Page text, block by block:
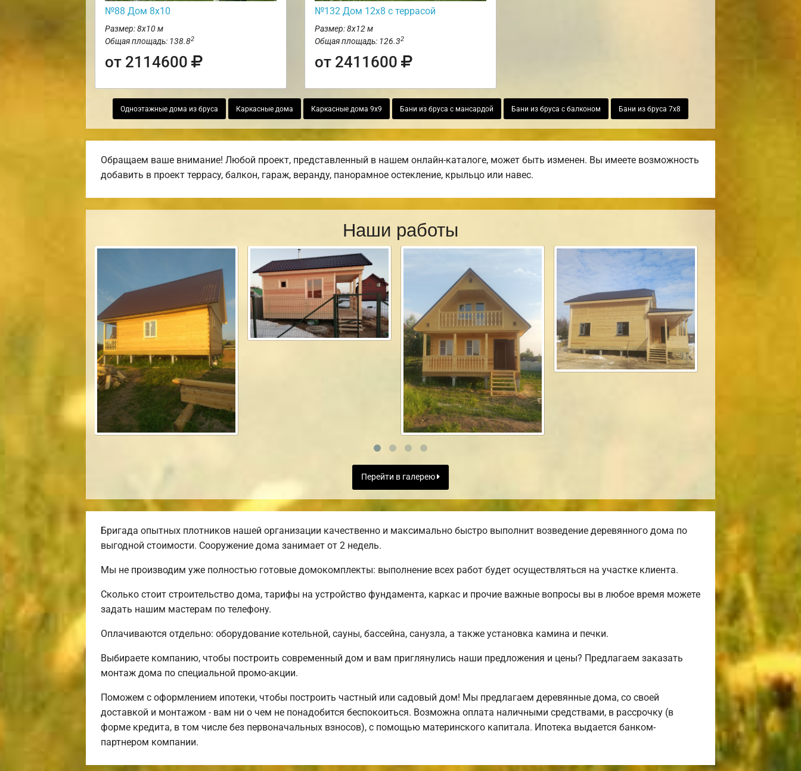
№88 Дом 8х10
Размер: 8х10 м
Общая площадь: 138.82
от 2114600
№132 Дом 12х8 с террасой
Размер: 8х12 м
Общая площадь: 126.32
от 2411600
Одноэтажные дома из бруса Каркасные дома Каркасные дома 9х9 Бани из бруса с мансардой Бани из бруса с балконом Бани из бруса 7х8
Обращаем ваше внимание! Любой проект, представленный в нашем онлайн-каталоге, может быть изменен. Вы имеете возможность
добавить в проект террасу, балкон, гараж, веранду, панорамное остекление, крыльцо или навес.
Наши работы
Перейти в галерею
Бригада опытных плотников нашей организации качественно и максимально быстро выполнит возведение деревянного дома по
выгодной стоимости. Сооружение дома занимает от 2 недель.
Мы не производим уже полностью готовые домокомплекты: выполнение всех работ будет осуществляться на участке клиента.
Сколько стоит строительство дома, тарифы на устройство фундамента, каркас и прочие важные вопросы вы в любое время можете
задать нашим мастерам по телефону.
Оплачиваются отдельно: оборудование котельной, сауны, бассейна, санузла, а также установка камина и печки.
Выбираете компанию, чтобы построить современный дом и вам приглянулись наши предложения и цены? Предлагаем заказать
монтаж дома по специальной промо-акции.
Поможем с оформлением ипотеки, чтобы построить частный или садовый дом! Мы предлагаем деревянные дома, со своей
доставкой и монтажом - вам ни о чем не понадобится беспокоиться. Возможна оплата наличными средствами, в рассрочку (в
форме кредита, в том числе без первоначальных взносов), с помощью материнского капитала. Ипотека выдается банком-
партнером компании.